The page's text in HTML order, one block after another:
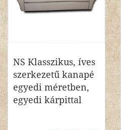
NS Klasszikus, íves
szerkezetű kanapé
egyedi méretben,
egyedi kárpittal